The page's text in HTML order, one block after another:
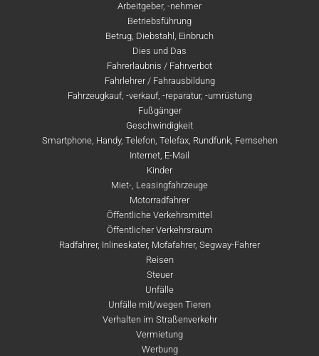
Arbeitgeber, -nehmer
Betriebsführung
Betrug, Diebstahl, Einbruch
Dies und Das
Fahrerlaubnis / Fahrverbot
Fahrlehrer / Fahrausbildung
Fahrzeugkauf, -verkauf, -reparatur, -umrüstung
Fußgänger
Geschwindigkeit
Smartphone, Handy, Telefon, Telefax, Rundfunk, Fernsehen
Internet, E-Mail
Kinder
Miet-, Leasingfahrzeuge
Motorradfahrer
Öffentliche Verkehrsmittel
Öffentlicher Verkehrsraum
Radfahrer, Inlineskater, Mofafahrer, Segway-Fahrer
Reisen
Steuer
Unfälle
Unfälle mit/wegen Tieren
Verhalten im Straßenverkehr
Vermietung
Werbung